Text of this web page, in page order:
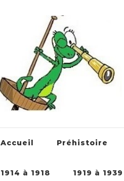
Accueil Préhistoire
1914 à 1918 1919 à 1939